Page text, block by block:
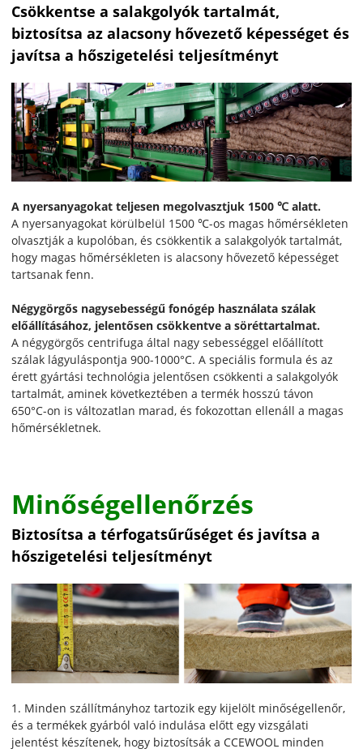
Csökkentse a salakgolyók tartalmát,
biztosítsa az alacsony hővezető képességet és
javítsa a hőszigetelési teljesítményt
A nyersanyagokat teljesen megolvasztjuk 1500 ℃ alatt.
A nyersanyagokat körülbelül 1500 ℃-os magas hőmérsékleten
olvasztják a kupolóban, és csökkentik a salakgolyók tartalmát,
hogy magas hőmérsékleten is alacsony hővezető képességet
tartsanak fenn.
Négygörgős nagysebességű fonógép használata szálak
előállításához, jelentősen csökkentve a söréttartalmat.
A négygörgős centrifuga által nagy sebességgel előállított
szálak lágyuláspontja 900-1000°C. A speciális formula és az
érett gyártási technológia jelentősen csökkenti a salakgolyók
tartalmát, aminek következtében a termék hosszú távon
650°C-on is változatlan marad, és fokozottan ellenáll a magas
hőmérsékletnek.
Minőségellenőrzés
Biztosítsa a térfogatsűrűséget és javítsa a
hőszigetelési teljesítményt
1. Minden szállítmányhoz tartozik egy kijelölt minőségellenőr,
és a termékek gyárból való indulása előtt egy vizsgálati
jelentést készítenek, hogy biztosítsák a CCEWOOL minden